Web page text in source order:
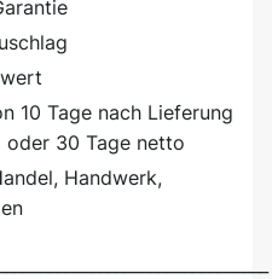
10 Tage nach Lieferung
30 Tage netto
Handwerk,